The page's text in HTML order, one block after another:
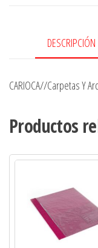
DESCRIPCIÓN
CARIOCA//Carpetas Y
Productos